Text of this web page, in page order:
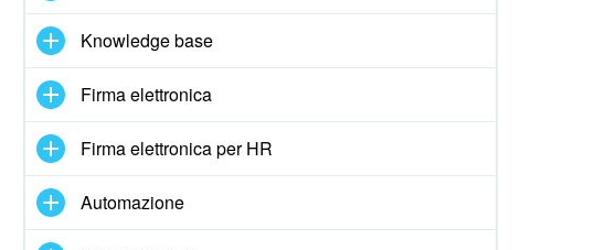
Knowledge base
Firma elettronica
Firma elettronica per HR
Automazione